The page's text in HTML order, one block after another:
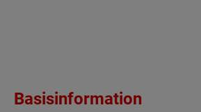
Basisinformation